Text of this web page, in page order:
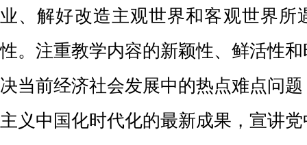
业、解好改造主观世界和客观世界所
性。注重教学内容的新颖性、鲜活性
决当前经济社会发展中的热点难点问
主义中国化时代化的最新成果，宣讲